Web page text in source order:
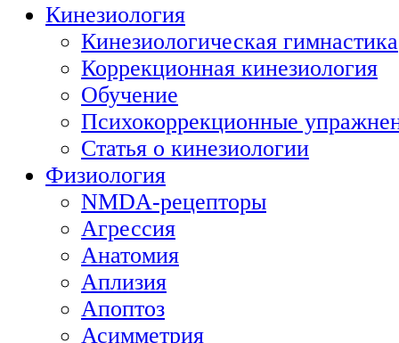
Кинезиология
Кинезиологическая гимнастика
Коррекционная кинезиология
Обучение
Психокоррекционные
Статья о кинезиологии
Физиология
NMDA-рецепторы
Агрессия
Анатомия
Аплизия
Апоптоз
Асимметрия